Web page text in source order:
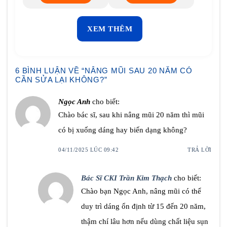
XEM THÊM
6 BÌNH LUẬN VỀ “NÂNG MŨI SAU 20 NĂM CÓ
CẦN SỬA LẠI KHÔNG?”
Ngọc Anh cho biết:
Chào bác sĩ, sau khi nâng mũi 20 năm thì mũi
có bị xuống dáng hay biến dạng không?
04/11/2025 LÚC 09:42 TRẢ LỜI
Bác Sĩ CKI Trần Kim Thạch cho biết:
Chào bạn Ngọc Anh, nâng mũi có thể
duy trì dáng ổn định từ 15 đến 20 năm,
thậm chí lâu hơn nếu dùng chất liệu sụn